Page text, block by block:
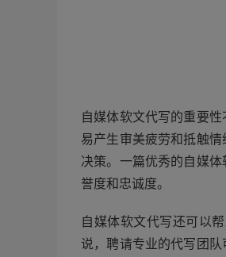
自媒体软文代写的重要
易产生审美疲劳和抵触
决策。一篇优秀的自媒
誉度和忠诚度。
自媒体软文代写还可以
说，聘请专业的代写团